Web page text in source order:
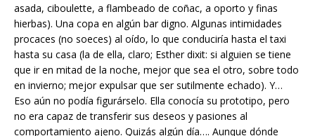
asada, ciboulette, a flambeado de coñac, a oporto y finas
hierbas). Una copa en algún bar digno. Algunas intimidades
procaces (no soeces) al oído, lo que conduciría hasta el taxi
hasta su casa (la de ella, claro; Esther dixit: si alguien se tiene
que ir en mitad de la noche, mejor que sea el otro, sobre todo
en invierno; mejor expulsar que ser sutilmente echado). Y…
Eso aún no podía figurárselo. Ella conocía su prototipo, pero
no era capaz de transferir sus deseos y pasiones al
comportamiento ajeno. Quizás algún día…. Aunque dónde